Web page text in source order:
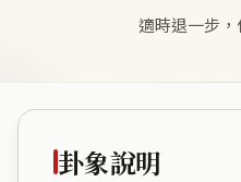
適時退一步
卦象說明